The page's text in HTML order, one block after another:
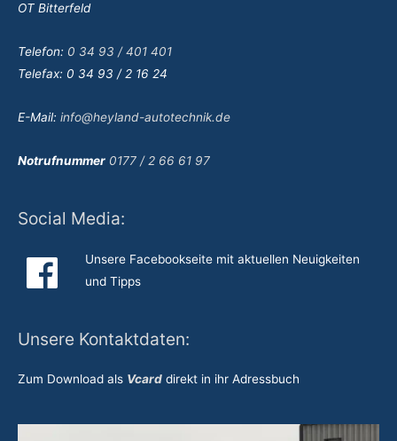
OT Bitterfeld
Telefon: 0 34 93 / 401 401
Telefax: 0 34 93 / 2 16 24
E-Mail: info@heyland-autotechnik.de
Notrufnummer 0177 / 2 66 61 97
Social Media:
Unsere Facebookseite mit aktuellen Neuigkeiten
und Tipps
Unsere Kontaktdaten:
Zum Download als Vcard direkt in ihr Adressbuch